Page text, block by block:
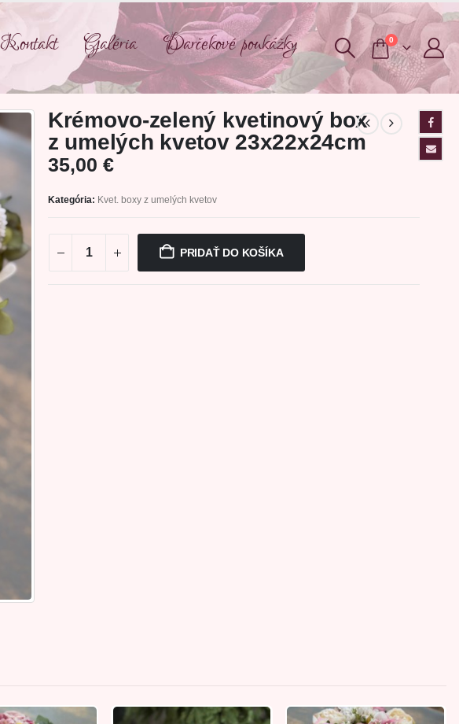
Kontakt Galéria Darčekové poukážky 0
Krémovo-zelený kvetinový box
z umelých kvetov 23x22x24cm
35,00 €
Kategória: Kvet. boxy z umelých kvetov
PRIDAŤ DO KOŠÍKA